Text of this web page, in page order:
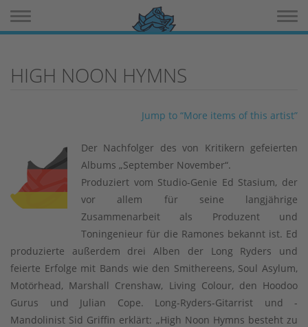
HIGH NOON HYMNS
Jump to “More items of this artist”
Der Nachfolger des von Kritikern gefeierten
Albums „September November“.
Produziert vom Studio-Genie Ed Stasium, der
vor allem für seine langjährige
Zusammenarbeit als Produzent und
Toningenieur für die Ramones bekannt ist. Ed
produzierte außerdem drei Alben der Long Ryders und
feierte Erfolge mit Bands wie den Smithereens, Soul Asylum,
Motörhead, Marshall Crenshaw, Living Colour, den Hoodoo
Gurus und Julian Cope. Long-Ryders-Gitarrist und -
Mandolinist Sid Griffin erklärt: „High Noon Hymns besteht zu